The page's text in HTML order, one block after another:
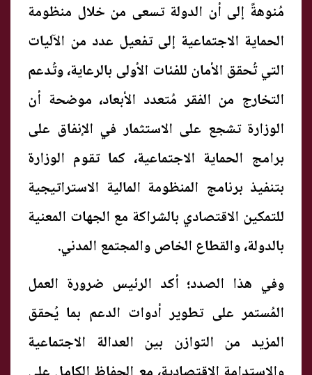
مُنوهةً إلى أن الدولة تسعى من خلال منظومة
الحماية الاجتماعية إلى تفعيل عدد من الآليات
التي تُحقق الأمان للفئات الأولى بالرعاية، وتُدعم
التخارج من الفقر مُتعدد الأبعاد، موضحة أن
الوزارة تشجع على الاستثمار في الإنفاق على
برامج الحماية الاجتماعية، كما تقوم الوزارة
بتنفيذ برنامج المنظومة المالية الاستراتيجية
للتمكين الاقتصادي بالشراكة مع الجهات المعنية
بالدولة، والقطاع الخاص والمجتمع المدني.
وفي هذا الصدد؛ أكد الرئيس ضرورة العمل
المُستمر على تطوير أدوات الدعم بما يُحقق
المزيد من التوازن بين العدالة الاجتماعية